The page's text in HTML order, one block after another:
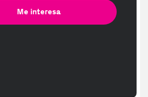
Me interesa